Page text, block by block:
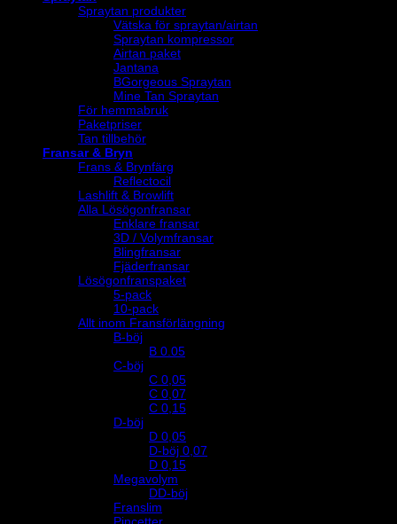
Spraytan produkter
Vätska för spraytan/airtan
Spraytan kompressor
Airtan paket
Jantana
BGorgeous Spraytan
Mine Tan Spraytan
För hemmabruk
Paketpriser
Tan tillbehör
Fransar & Bryn
Frans & Brynfärg
Reflectocil
Lashlift & Browlift
Alla Lösögonfransar
Enklare fransar
3D / Volymfransar
Blingfransar
Fjäderfransar
Lösögonfranspaket
5-pack
10-pack
Allt inom Fransförlängning
B-böj
B 0.05
C-böj
C 0,05
C 0,07
C 0,15
D-böj
D 0,05
D-böj 0,07
D 0,15
Megavolym
DD-böj
Franslim